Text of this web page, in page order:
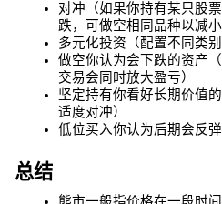
对冲（如果你持有某只股
跌，可做空相同品种以减小
多元化投资（配置不同类别
做空你认为会下跌的资产
交易会同时放大盈亏）
坚定持有你看好长期价值
适度对冲）
低位买入你认为后期会反
总结